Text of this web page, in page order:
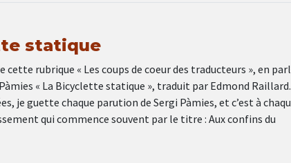
statique
cette rubrique « Les coups de coeur des traducteurs », en
« La Bicyclette statique », traduit par Edmond Raillard.
je guette chaque parution de Sergi Pàmies, et c’est à
qui commence souvent par le titre : Aux confins du